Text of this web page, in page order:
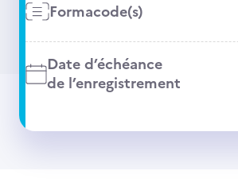
Formacode(s)
Date d’échéance
de l’enregistrement